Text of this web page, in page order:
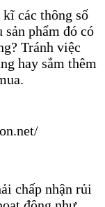
các thông số
phẩm đó có
Tránh việc
hay sắm thêm
chấp nhận rủi